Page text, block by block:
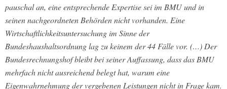
pauschal an, eine entsprechende Expertise sei im BMU und in
seinen nachgeordneten Behörden nicht vorhanden. Eine
Wirtschaftlichkeitsuntersuchung im Sinne der
Bundeshaushaltsordnung lag zu keinem der 44 Fälle vor. (…) Der
Bundesrechnungshof bleibt bei seiner Auffassung, dass das BMU
mehrfach nicht ausreichend belegt hat, warum eine
Eigenwahrnehmung der vergebenen Leistungen nicht in Frage kam.